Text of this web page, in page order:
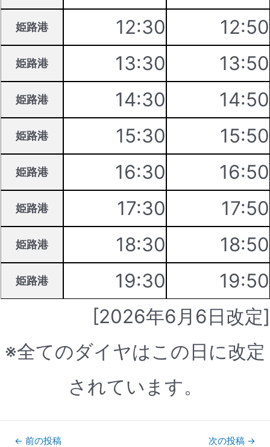
姫路港 12:30 12:50
姫路港 13:30 13:50
姫路港 14:30 14:50
姫路港 15:30 15:50
姫路港 16:30 16:50
姫路港 17:30 17:50
姫路港 18:30 18:50
姫路港 19:30
19:50
[2026年6月6日改定]
※全てのダイヤはこの日に改定
されています。
← 前の投稿 次の投稿 →